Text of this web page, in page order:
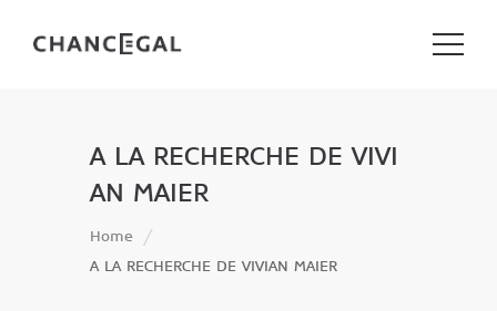
A LA RECHERCHE DE VIVI
AN MAIER
Home
A LA RECHERCHE DE VIVIAN MAIER